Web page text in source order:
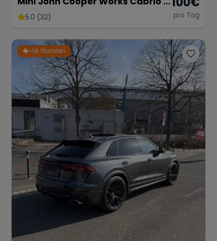
Fahrspaß Offenes Verdeck
5.0 (32) pro Tag
~1,6 Stunden